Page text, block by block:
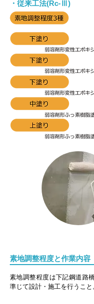
・従来工法(Rc-Ⅲ)
素地調整程度と作業内容
素地調整程度は下記鋼道路
準じて設計・施工を行うこと